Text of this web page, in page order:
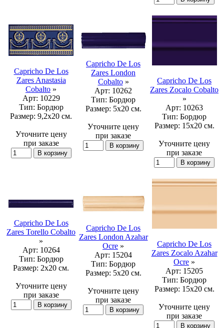
Capricho De Los
Zares Anastasia
Cobalto »
Арт: 10229
Тип: Бордюр
Размер: 9,2x20 см.
Уточните цену
при заказе
Capricho De Los
Zares London
Cobalto»
Арт: 10262
Тип: Бордюр
Размер: 5x20 см.
Уточните цену
при заказе
Capricho De Los
Zares Zocalo Cobalto
»
Арт: 10263
Тип: Бордюр
Размер: 15x20 см.
Уточните цену
при заказе
Capricho De Los
Zares Torello Cobalto
»
Арт: 10264
Тип: Бордюр
Размер: 2x20 см.
Уточните цену
при заказе
Capricho De Los
Zares London Azahar
Ocre »
Арт: 15204
Тип: Бордюр
Размер: 5x20 см.
Уточните цену
при заказе
Capricho De Los
Zares Zocalo Azahar
Ocre »
Арт: 15205
Тип: Бордюр
Размер: 15x20 см.
Уточните цену
при заказе